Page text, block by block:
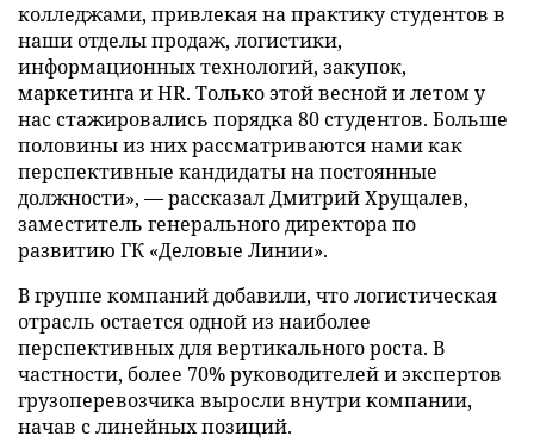
колледжами, привлекая на практику студентов в
наши отделы продаж, логистики,
информационных технологий, закупок,
маркетинга и HR. Только этой весной и летом у
нас стажировались порядка 80 студентов. Больше
половины из них рассматриваются нами как
перспективные кандидаты на постоянные
должности», — рассказал Дмитрий Хрущалев,
заместитель генерального директора по
развитию ГК «Деловые Линии».
В группе компаний добавили, что логистическая
отрасль остается одной из наиболее
перспективных для вертикального роста. В
частности, более 70% руководителей и экспертов
грузоперевозчика выросли внутри компании,
начав с линейных позиций.